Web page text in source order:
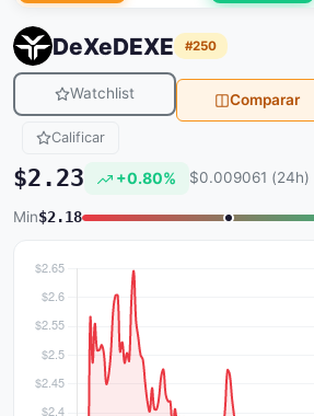
DeXeDEXE #250
Watchlist Comparar
Calificar
$2.23 +0.80% $0.009061 (24h)
Min$2.18